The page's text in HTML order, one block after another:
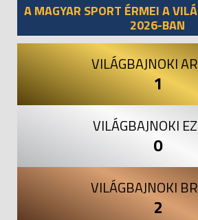
A MAGYAR SPORT ÉRMEI A
2026-BAN
VILÁGBAJNOKI
1
VILÁGBAJNOKI
0
VILÁGBAJNOKI
2